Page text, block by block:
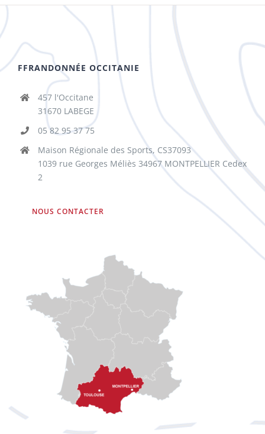
FFRANDONNÉE OCCITANIE
457 l'Occitane
31670 LABEGE
05 82 95 37 75
Maison Régionale des Sports, CS37093
1039 rue Georges Méliès 34967 MONTPELLIER Cedex
2
NOUS CONTACTER